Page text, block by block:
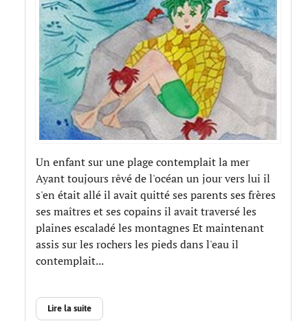
Un enfant sur une plage contemplait la mer
Ayant toujours rêvé de l'océan un jour vers lui il
s'en était allé il avait quitté ses parents ses frères
ses maîtres et ses copains il avait traversé les
plaines escaladé les montagnes Et maintenant
assis sur les rochers les pieds dans l'eau il
contemplait...
Lire la suite